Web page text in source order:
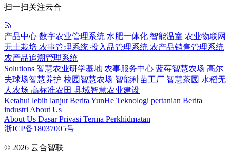
扫一扫关注云合
产品中心 数字农业管理系统 水肥一体化 智能温室 农业物联网
无土栽培 农事管理系统 投入品管理系统 农产品销售管理系统
农产品追溯管理系统
Solutions 智慧农业研学基地 农事服务中心 蓝莓智慧农场 高尔
夫球场智慧养护 校园智慧农场 智能种苗工厂 智慧茶园 水稻无
人农场 高标准农田 县域智慧农业建设
Ketahui lebih lanjutBerita YunHe Teknologi pertanian Berita
industriAbout Us
About Us Dasar Privasi Terma Perkhidmatan
浙ICP备18037005号
© 2026 云合智联